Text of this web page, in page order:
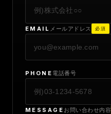
EMAIL メールアドレス 必須
PHONE 電話番号
MESSAGE お問い合わせ内容